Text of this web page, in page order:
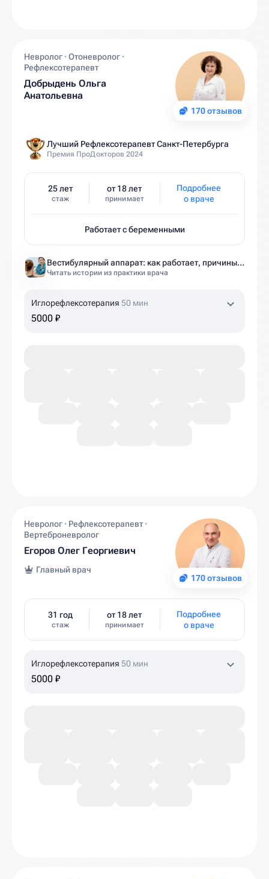
170 отзывов
Невролог · Отоневролог ·
Рефлексотерапевт
Добрыдень Ольга
Анатольевна
Лучший Рефлексотерапевт Санкт-Петербурга
Премия ПроДокторов 2024
25 лет
стаж
от 18 лет
принимает
Подробнее
о враче
Работает с беременными
Вестибулярный аппарат: как работает, причины нарушений и как тренировать?
Читать истории из практики врача
Иглорефлексотерапия 50 мин
5000 ₽
170 отзывов
Невролог · Рефлексотерапевт ·
Вертеброневролог
Егоров Олег Георгиевич
Главный врач
31 год
стаж
от 18 лет
принимает
Подробнее
о враче
Иглорефлексотерапия 50 мин
5000 ₽